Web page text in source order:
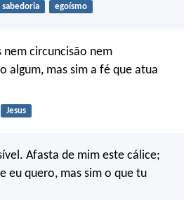
sabedoria egoísmo
nem circuncisão nem
algum, mas sim a fé que atua
Jesus
Afasta de mim este cálice;
eu quero, mas sim o que tu